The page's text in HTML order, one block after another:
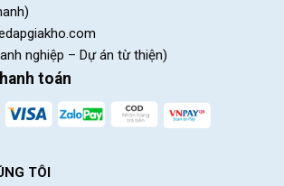
nghiệp – Dự án từ thiện)
toán
TÔI